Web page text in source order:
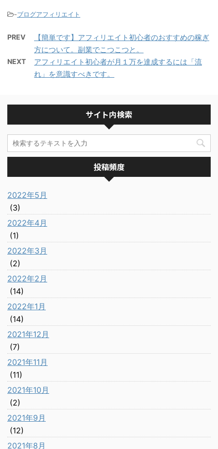
-ブログアフィリエイト
PREV
【簡単です】アフィリエイト初心者のおすすめの稼ぎ
方について。副業でこつこつと。
NEXT
アフィリエイト初心者が月１万を達成するには「流
れ」を意識すべきです。
サイト内検索
投稿頻度
2022年5月
(3)
2022年4月
(1)
2022年3月
(2)
2022年2月
(14)
2022年1月
(14)
2021年12月
(7)
2021年11月
(11)
2021年10月
(2)
2021年9月
(12)
2021年8月